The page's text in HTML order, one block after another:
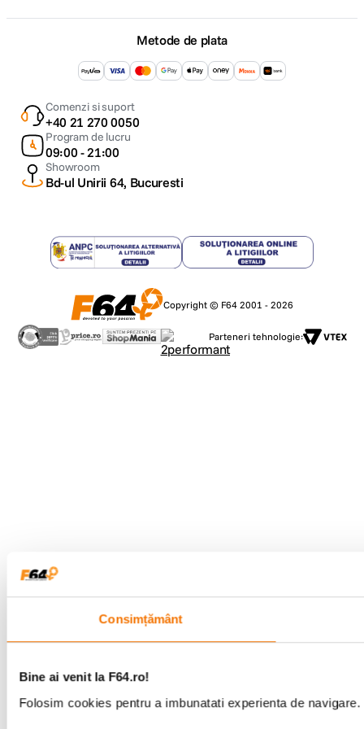
Consimțământ
Bine ai venit la F64.ro!
Folosim cookies pentru a imbunatati experienta de
Alte
un monitor extern cu rezolutie de pana la
6K la 60 Hz prin Thunderbolt si un monitor
prin HDMI Accepta un monitor extern la
extern la rezolutie de 4K la 240 Hz prin
HDMI Redare video Intre formatele
acceptate se numara HEVC, H.264 si
ProRes HDR cu Dolby Vision, HDR10 si
se numara AAC, MP3, Apple Lossless,
SOFTWARE
macOS Sonoma
Metode de plata
Comenzi si suport
+40 21 270 0050
Program de lucru
09:00 - 21:00
Showroom
Bd-ul Unirii 64, Bucuresti
Copyright © F64 2001 - 2026
Parteneri tehnologie: